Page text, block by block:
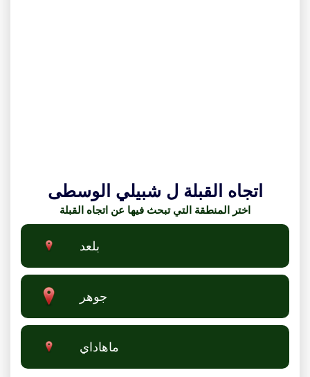
اتجاه القبلة ل شبيلي الوسطى
اختر المنطقة التي تبحث فيها عن اتجاه القبلة
بلعد
جوهر
ماهاداي